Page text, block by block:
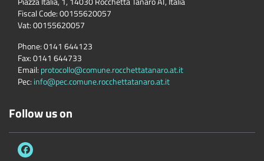
Fiscal Code:00155620057
Vat:00155620057
Phone:0141 644123
Fax:0141 644733
Email: protocollo@comune.rocchettatanaro.at.it
Pec: info@pec.comune.rocchettatanaro.at.it
Follow us on